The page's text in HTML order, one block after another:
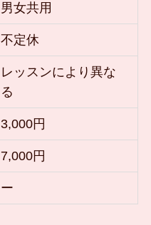
男女共用
不定休
レッスンにより異な
る
3,000円
7,000円
ー